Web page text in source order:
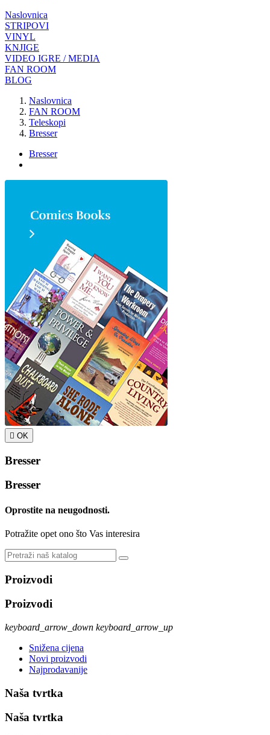
Naslovnica
STRIPOVI
VINYL
KNJIGE
VIDEO IGRE / MEDIA
FAN ROOM
BLOG
Naslovnica
FAN ROOM
Teleskopi
Bresser
Bresser
 OK
Bresser
Bresser
Oprostite na neugodnosti.
Potražite opet ono što Vas interesira
Proizvodi
Proizvodi
keyboard_arrow_down keyboard_arrow_up
Snižena cijena
Novi proizvodi
Najprodavanije
Naša tvrtka
Naša tvrtka